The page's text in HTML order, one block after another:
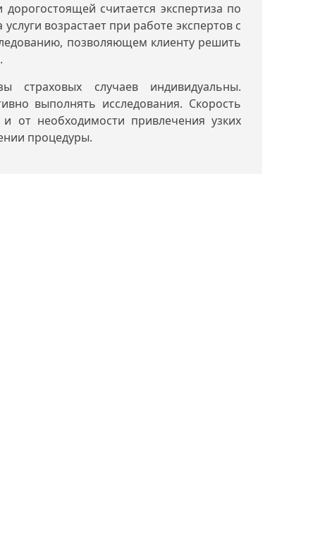
считается экспертиза по
возрастает при работе экспертов с
позволяющем клиенту решить
страховых случаев индивидуальны.
выполнять исследования. Скорость
от необходимости привлечения узких
процедуры.